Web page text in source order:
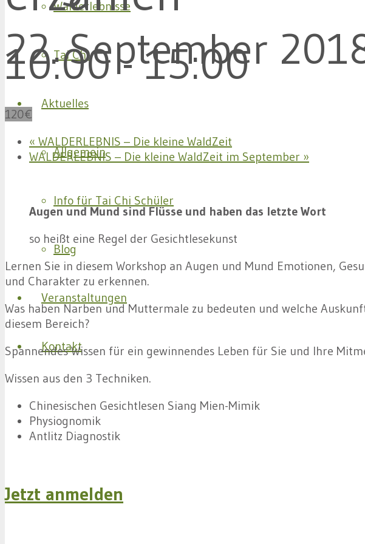
Walderlebnisse
Tai Chi
Aktuelles
Allgemein
Info für Tai Chi Schüler
Blog
Veranstaltungen
Kontakt
22. September
10:00-15:00
120€
« WALDERLEBNIS – Die kleine WaldZeit
WALDERLEBNIS – Die kleine WaldZeit im September »
Augen und Mund sind Flüsse und haben das letzte Wort
so heißt eine Regel der Gesichtlesekunst
Lernen Sie in diesem Workshop an Augen und Mund Emotionen,
und Charakter zu erkennen.
Was haben Narben und Muttermale zu bedeuten und welche
diesem Bereich?
Spannendes Wissen für ein gewinnendes Leben für Sie und Ihre
Wissen aus den 3 Techniken.
Chinesischen Gesichtlesen Siang Mien-Mimik
Physiognomik
Antlitz Diagnostik
Jetzt anmelden